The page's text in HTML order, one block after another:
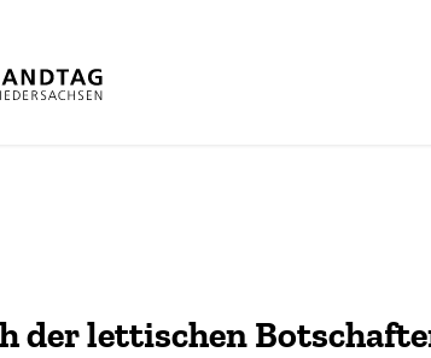
der lettischen